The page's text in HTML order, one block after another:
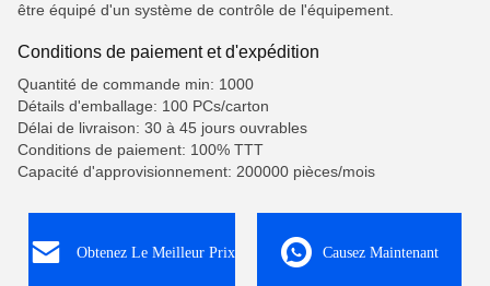
être équipé d'un système de contrôle de l'équipement.
Conditions de paiement et d'expédition
Quantité de commande min: 1000
Détails d'emballage: 100 PCs/carton
Délai de livraison: 30 à 45 jours ouvrables
Conditions de paiement: 100% TTT
Capacité d'approvisionnement: 200000 pièces/mois
Obtenez Le Meilleur Prix Causez Maintenant